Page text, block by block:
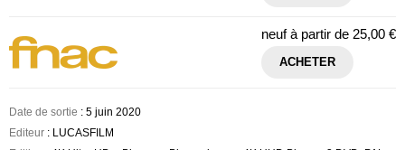
neuf à partir de 25,00 €
ACHETER
Date de sortie : 5 juin 2020
Editeur : LUCASFILM